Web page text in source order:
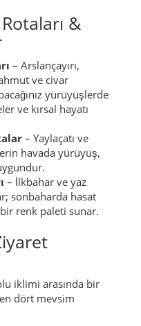
&
– Arslançayırı,
ve civar
yürüyüşlerde
ve kırsal hayatı
– Yaylaçatı ve
havada yürüyüş,
– İlkbahar ve yaz
sonbaharda hasat
renk paleti sunar.
iklimi arasında bir
dört mevsim